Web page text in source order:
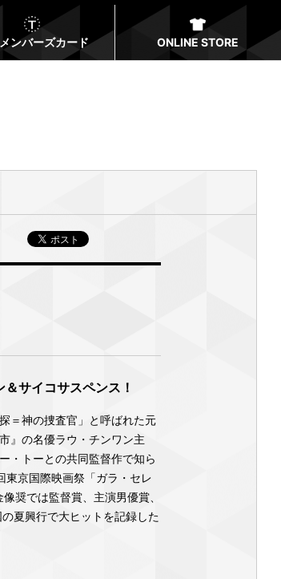
ンバーズカード ONLINE STORE
サイコサスペンス！
＝神の捜査官」と呼ばれた元
』の名優ラウ・チンワン主
・トーとの共同監督作で知ら
京国際映画祭「ガラ・セレ
奨では監督賞、主演男優賞、
夏興行で大ヒットを記録した